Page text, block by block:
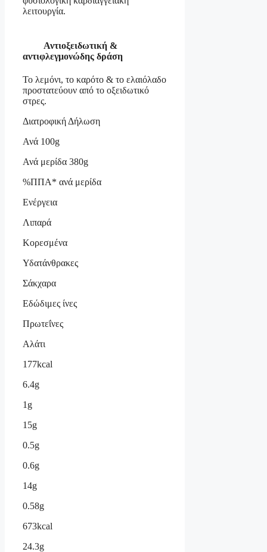
λειτουργία.
Αντιοξειδωτική &
αντιφλεγμονώδης δράση
Το λεμόνι, το καρότο & το ελαιόλαδο
προστατεύουν από το οξειδωτικό
στρες.
Διατροφική Δήλωση
Ανά 100g
Ανά μερίδα 380g
%ΠΠΑ* ανά μερίδα
Ενέργεια
Λιπαρά
Κορεσμένα
Υδατάνθρακες
Σάκχαρα
Εδώδιμες ίνες
Πρωτεΐνες
Αλάτι
177kcal
6.4g
1g
15g
0.5g
0.6g
14g
0.58g
673kcal
24.3g